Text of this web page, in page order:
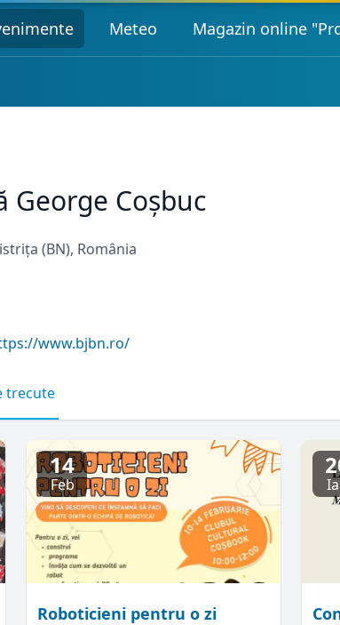
Meteo Magazin online
George Coșbuc
(BN), România
www.bjbn.ro/
trecute
14
Feb
Roboticieni pentru o zi